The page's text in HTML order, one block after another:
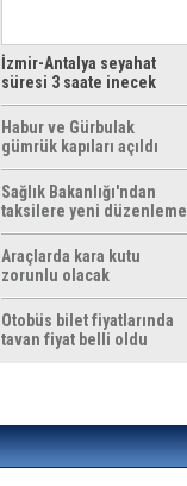
İzmir-Antalya seyahat
süresi 3 saate inecek
Habur ve Gürbulak
gümrük kapıları açıldı
Sağlık Bakanlığı'ndan
taksilere yeni düzenleme
Araçlarda kara kutu
zorunlu olacak
Otobüs bilet fiyatlarında
tavan fiyat belli oldu